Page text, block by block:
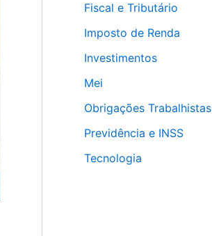
Fiscal e Tributário
Imposto de Renda
Investimentos
Mei
Obrigações Trabalhistas
Previdência e INSS
Tecnologia